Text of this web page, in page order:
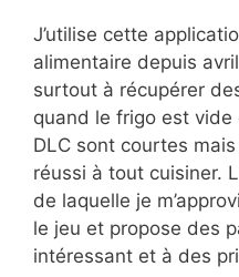
J’utilise cette
alimentaire depuis
surtout à récupérer
quand le frigo est
DLC sont courtes
réussi à tout cuisiner.
de laquelle je
le jeu et propose des
intéressant et à des